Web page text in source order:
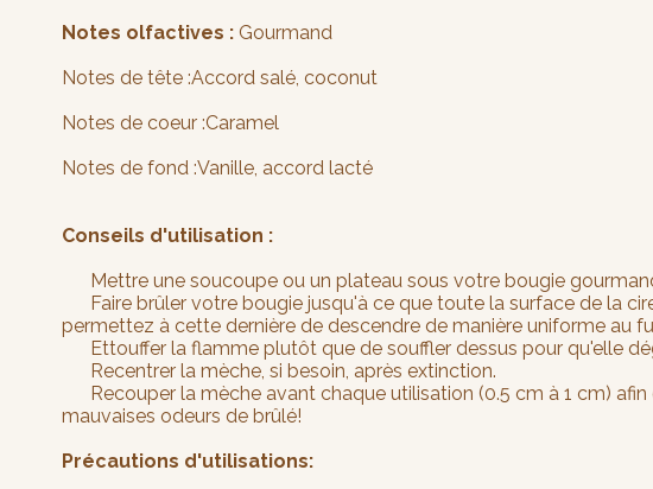
Notes olfactives : Gourmand
Notes de tête :Accord salé, coconut
Notes de coeur :Caramel
Notes de fond :Vanille, accord lacté
Conseils d'utilisation :
Mettre une soucoupe ou un plateau sous votre bougie
Faire brûler votre bougie jusqu'à ce que toute la surface de la
permettez à cette dernière de descendre de manière uniforme au
Ettouffer la flamme plutôt que de souffler dessus pour qu'elle
Recentrer la mèche, si besoin, après extinction.
Recouper la mèche avant chaque utilisation (0.5 cm à 1 cm)
mauvaises odeurs de brûlé!
Précautions d'utilisations: